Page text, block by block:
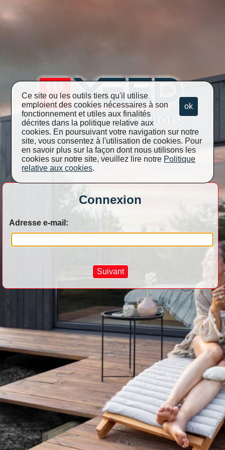
Connexion
Adresse e-mail:
ok
Ce site ou les outils tiers qu'il utilise
emploient des cookies nécessaires à son
fonctionnement et utiles aux finalités
décrites dans la politique relative aux
cookies. En poursuivant votre navigation sur notre
site, vous consentez à l'utilisation de cookies. Pour
en savoir plus sur la façon dont nous utilisons les
cookies sur notre site, veuillez lire notre Politique
relative aux cookies.